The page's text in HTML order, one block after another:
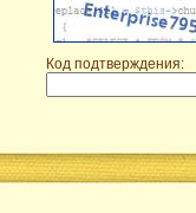
Код подтверждения: